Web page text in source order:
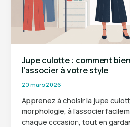
Jupe culotte : comment
l’associer à votre style
20 mars 2026
Apprenez à choisir la jupe
morphologie, à l’associer
chaque occasion, tout en